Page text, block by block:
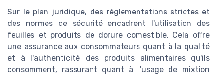
Sur le plan juridique, des réglementations strictes et
des normes de sécurité encadrent l'utilisation des
feuilles et produits de dorure comestible. Cela offre
une assurance aux consommateurs quant à la qualité
et à l'authenticité des produits alimentaires qu'ils
consomment, rassurant quant à l'usage de mixtion